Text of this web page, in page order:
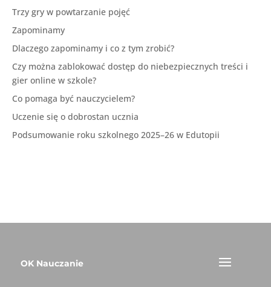
Trzy gry w powtarzanie pojęć
Zapominamy
Dlaczego zapominamy i co z tym zrobić?
Czy można zablokować dostęp do niebezpiecznych treści i
gier online w szkole?
Co pomaga być nauczycielem?
Uczenie się o dobrostan ucznia
Podsumowanie roku szkolnego 2025–26 w Edutopii
OK Nauczanie